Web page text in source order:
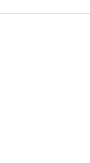
kulörer i